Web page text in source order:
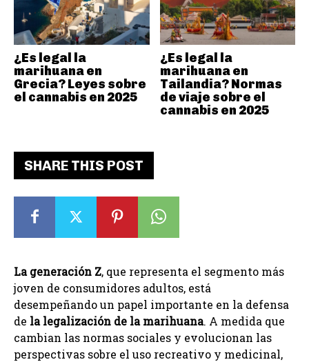
SHARE THIS POST
La generación Z, que representa el segmento más
joven de consumidores adultos, está
desempeñando un papel importante en la defensa
de la legalización de la marihuana. A medida que
cambian las normas sociales y evolucionan las
perspectivas sobre el uso recreativo y medicinal,
¿Es legal la
marihuana en
Grecia? Leyes sobre
el cannabis en 2025
¿Es legal la
marihuana en
Tailandia? Normas
de viaje sobre el
cannabis en 2025